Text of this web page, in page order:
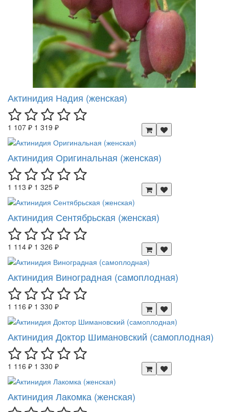
Актинидия Надия (женская)
1 107 ₽ 1 319 ₽
Актинидия Оригинальная (женская)
1 113 ₽ 1 325 ₽
Актинидия Сентябрьская (женская)
1 114 ₽ 1 326 ₽
Актинидия Виноградная (самоплодная)
1 116 ₽ 1 330 ₽
Актинидия Доктор Шимановский (самоплодная)
1 116 ₽ 1 330 ₽
Актинидия Лакомка (женская)